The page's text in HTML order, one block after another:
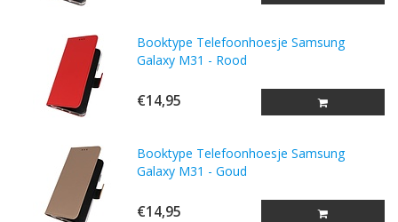
Booktype Telefoonhoesje Samsung
Galaxy M31 - Rood
€14,95
Booktype Telefoonhoesje Samsung
Galaxy M31 - Goud
€14,95